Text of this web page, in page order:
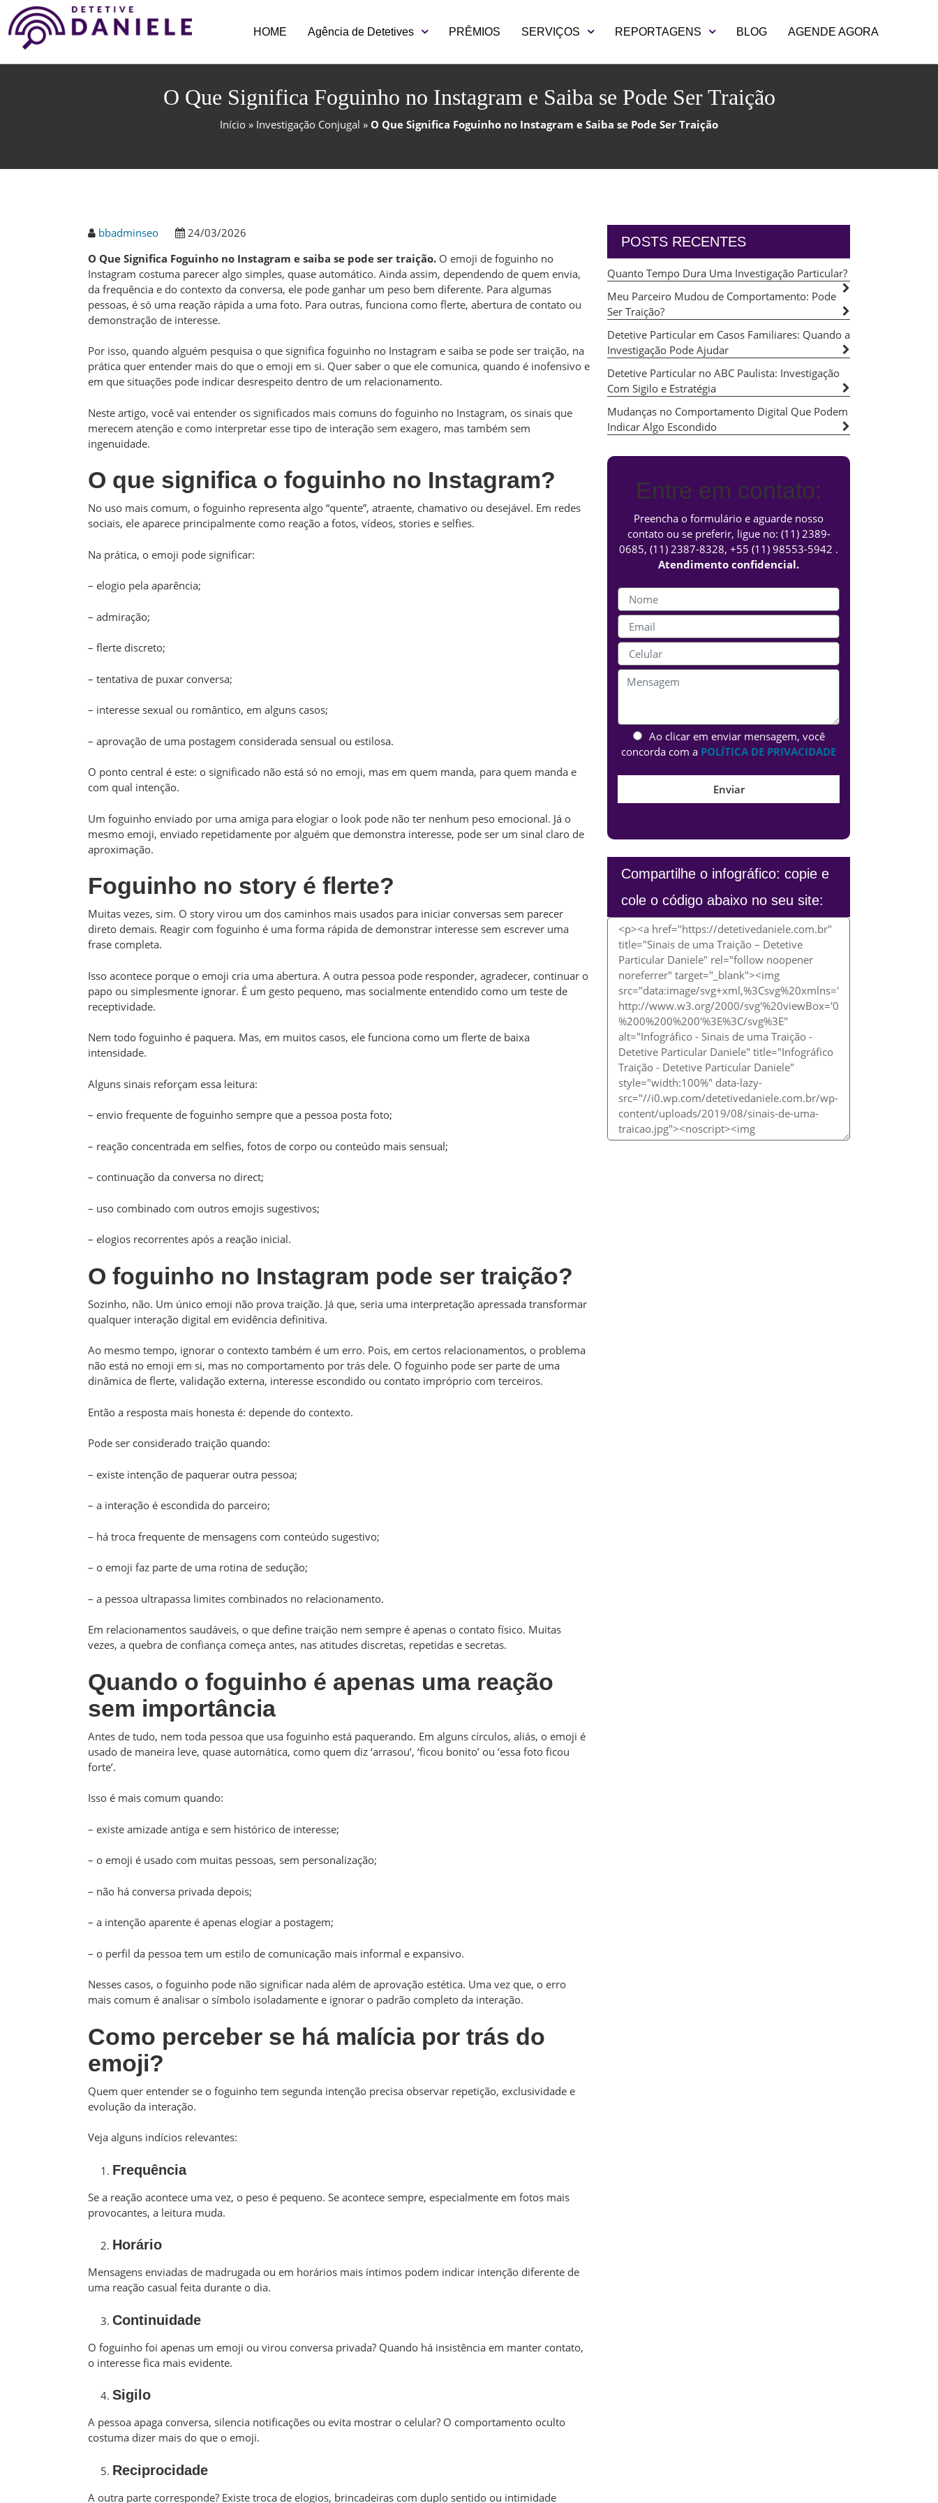
HOME Agência de Detetives PRÊMIOS SERVIÇOS REPORTAGENS BLOG AGENDE AGORA
O Que Significa Foguinho no Instagram e Saiba se Pode Ser Traição
Início » Investigação Conjugal » O Que Significa Foguinho no Instagram e Saiba se Pode Ser Traição
bbadminseo
24/03/2026
O Que Significa Foguinho no Instagram e saiba se pode ser traição. O emoji de foguinho no
Instagram costuma parecer algo simples, quase automático. Ainda assim, dependendo de quem envia,
da frequência e do contexto da conversa, ele pode ganhar um peso bem diferente. Para algumas
pessoas, é só uma reação rápida a uma foto. Para outras, funciona como flerte, abertura de contato ou
demonstração de interesse.
Por isso, quando alguém pesquisa o que significa foguinho no Instagram e saiba se pode ser traição, na
prática quer entender mais do que o emoji em si. Quer saber o que ele comunica, quando é inofensivo e
em que situações pode indicar desrespeito dentro de um relacionamento.
Neste artigo, você vai entender os significados mais comuns do foguinho no Instagram, os sinais que
merecem atenção e como interpretar esse tipo de interação sem exagero, mas também sem
ingenuidade.
O que significa o foguinho no Instagram?
No uso mais comum, o foguinho representa algo “quente”, atraente, chamativo ou desejável. Em redes
sociais, ele aparece principalmente como reação a fotos, vídeos, stories e selfies.
Na prática, o emoji pode significar:
– elogio pela aparência;
– admiração;
– flerte discreto;
– tentativa de puxar conversa;
– interesse sexual ou romântico, em alguns casos;
– aprovação de uma postagem considerada sensual ou estilosa.
O ponto central é este: o significado não está só no emoji, mas em quem manda, para quem manda e
com qual intenção.
Um foguinho enviado por uma amiga para elogiar o look pode não ter nenhum peso emocional. Já o
mesmo emoji, enviado repetidamente por alguém que demonstra interesse, pode ser um sinal claro de
aproximação.
Foguinho no story é flerte?
Muitas vezes, sim. O story virou um dos caminhos mais usados para iniciar conversas sem parecer
direto demais. Reagir com foguinho é uma forma rápida de demonstrar interesse sem escrever uma
frase completa.
Isso acontece porque o emoji cria uma abertura. A outra pessoa pode responder, agradecer, continuar o
papo ou simplesmente ignorar. É um gesto pequeno, mas socialmente entendido como um teste de
receptividade.
Nem todo foguinho é paquera. Mas, em muitos casos, ele funciona como um flerte de baixa
intensidade.
Alguns sinais reforçam essa leitura:
– envio frequente de foguinho sempre que a pessoa posta foto;
– reação concentrada em selfies, fotos de corpo ou conteúdo mais sensual;
– continuação da conversa no direct;
– uso combinado com outros emojis sugestivos;
– elogios recorrentes após a reação inicial.
O foguinho no Instagram pode ser traição?
Sozinho, não. Um único emoji não prova traição. Já que, seria uma interpretação apressada transformar
qualquer interação digital em evidência definitiva.
Ao mesmo tempo, ignorar o contexto também é um erro. Pois, em certos relacionamentos, o problema
não está no emoji em si, mas no comportamento por trás dele. O foguinho pode ser parte de uma
dinâmica de flerte, validação externa, interesse escondido ou contato impróprio com terceiros.
Então a resposta mais honesta é: depende do contexto.
Pode ser considerado traição quando:
– existe intenção de paquerar outra pessoa;
– a interação é escondida do parceiro;
– há troca frequente de mensagens com conteúdo sugestivo;
– o emoji faz parte de uma rotina de sedução;
– a pessoa ultrapassa limites combinados no relacionamento.
Em relacionamentos saudáveis, o que define traição nem sempre é apenas o contato físico. Muitas
vezes, a quebra de confiança começa antes, nas atitudes discretas, repetidas e secretas.
Quando o foguinho é apenas uma reação
sem importância
Antes de tudo, nem toda pessoa que usa foguinho está paquerando. Em alguns círculos, aliás, o emoji é
usado de maneira leve, quase automática, como quem diz ‘arrasou’, ‘ficou bonito’ ou ‘essa foto ficou
forte’.
Isso é mais comum quando:
– existe amizade antiga e sem histórico de interesse;
– o emoji é usado com muitas pessoas, sem personalização;
– não há conversa privada depois;
– a intenção aparente é apenas elogiar a postagem;
– o perfil da pessoa tem um estilo de comunicação mais informal e expansivo.
Nesses casos, o foguinho pode não significar nada além de aprovação estética. Uma vez que, o erro
mais comum é analisar o símbolo isoladamente e ignorar o padrão completo da interação.
Como perceber se há malícia por trás do
emoji?
Quem quer entender se o foguinho tem segunda intenção precisa observar repetição, exclusividade e
evolução da interação.
Veja alguns indícios relevantes:
Frequência
Se a reação acontece uma vez, o peso é pequeno. Se acontece sempre, especialmente em fotos mais
provocantes, a leitura muda.
Horário
Mensagens enviadas de madrugada ou em horários mais íntimos podem indicar intenção diferente de
uma reação casual feita durante o dia.
Continuidade
O foguinho foi apenas um emoji ou virou conversa privada? Quando há insistência em manter contato,
o interesse fica mais evidente.
Sigilo
A pessoa apaga conversa, silencia notificações ou evita mostrar o celular? O comportamento oculto
costuma dizer mais do que o emoji.
Reciprocidade
A outra parte corresponde? Existe troca de elogios, brincadeiras com duplo sentido ou intimidade
POSTS RECENTES
Quanto Tempo Dura Uma Investigação Particular?
Meu Parceiro Mudou de Comportamento: Pode
Ser Traição?
Detetive Particular em Casos Familiares: Quando a
Investigação Pode Ajudar
Detetive Particular no ABC Paulista: Investigação
Com Sigilo e Estratégia
Mudanças no Comportamento Digital Que Podem
Indicar Algo Escondido
Entre em contato:
Preencha o formulário e aguarde nosso
contato ou se preferir, ligue no: (11) 2389-
0685, (11) 2387-8328, +55 (11) 98553-5942 .
Atendimento confidencial.
Ao clicar em enviar mensagem, você
concorda com a POLÍTICA DE PRIVACIDADE
Compartilhe o infográfico: copie e
cole o código abaixo no seu site: